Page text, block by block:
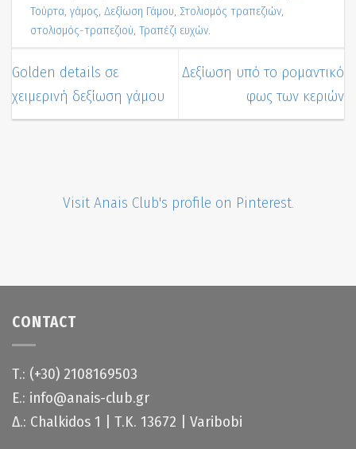
Τούρτα,γάμος,Δεξίωση Γάμου, Στολισμός τραπεζιών,
στολισμός-τραπεζιού,Τραπέζι ευχών.
Golden details σε
χειμερινή δεξίωση γάμου
Δεξίωση υπό το ρομαντικό
φως των κεριών
Visit Anais Club's profile on Pinterest.
CONTACT
Τ.: (+30) 2108169503
Ε.: info@anais-club.gr
Δ.: Chalkidos 1 | Τ.Κ. 13672 | Varibobi